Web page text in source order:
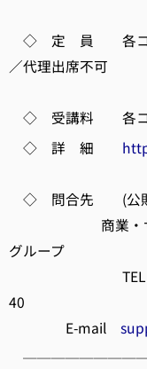
◇ 定 員 各コー
／代理出席不可
◇ 受講料 各コー
◇ 詳 細
◇ 問合先 (公財)
商業・サービ
グループ
TEL 075-
40
E-mail